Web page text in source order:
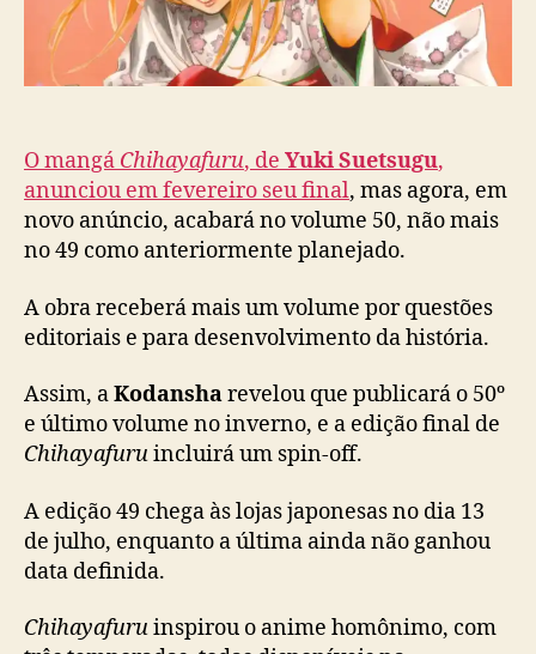
c
a
ç
i
h
a
y
u
r
u
t
f
i
a
l
i
a
a
O mangá Chihayafuru, de Yuki Suetsugu,
anunciou em fevereiro seu final, mas agora, em
novo anúncio, acabará no volume 50, não mais
no 49 como anteriormente planejado.
A obra receberá mais um volume por questões
editoriais e para desenvolvimento da história.
Assim, aKodansharevelou que publicará o 50º
e último volume no inverno, e a edição final de
Chihayafuruincluirá um spin-off.
A edição 49 chega às lojas japonesas no dia 13
de julho, enquanto a última ainda não ganhou
data definida.
Chihayafuruinspirou o anime homônimo, com